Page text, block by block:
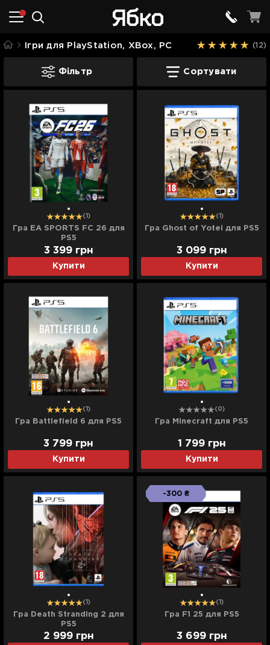
Ігри для PlayStation, XBox, PC (12)
Ігри для PlayStation, XBox, PC
Фільтр Сортувати
(1)
Гра EA SPORTS FC 26 для
PS5
Купити
3 399 грн
(1)
Гра Ghost of Yotei для PS5
Купити
3 099 грн
(1)
Гра Battlefield 6 для PS5
Купити
3 799 грн
(0)
Гра Minecraft для PS5
Купити
1 799 грн
(1)
Гра Death Stranding 2 для
PS5
2 999 грн
-300 ₴
(1)
Гра F1 25 для PS5
3 699 грн